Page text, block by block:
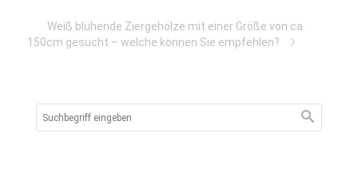
Weiß blühende Ziergehölze mit einer Größe von ca.
150cm gesucht – welche können Sie empfehlen?